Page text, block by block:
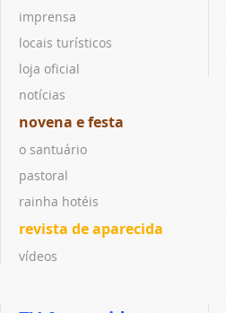
imprensa
locais turísticos
loja oficial
notícias
novena e festa
o santuário
pastoral
rainha hotéis
revista de aparecida
vídeos